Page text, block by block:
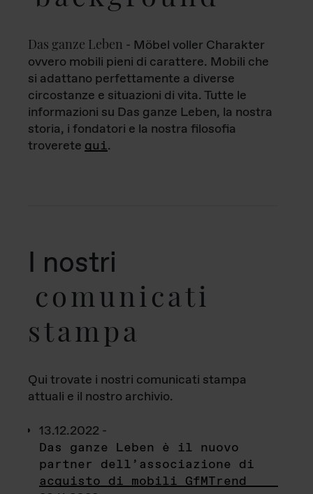
Das ganze Leben - Möbel voller Charakter
ovvero mobili pieni di carattere. Mobili che
si adattano perfettamente a diverse
circostanze e situazioni di vita. Tutte le
informazioni su Das ganze Leben, la nostra
storia, i fondatori e la nostra filosofia
troverete qui.
I nostri
comunicati
stampa
Qui trovate i nostri comunicati stampa
attuali e il nostro archivio.
13.12.2022 -
Das ganze Leben è il nuovo
partner dell’associazione di
acquisto di mobili GfMTrend